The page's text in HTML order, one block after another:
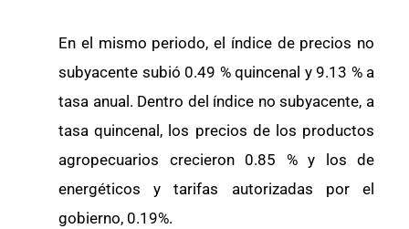
En el mismo periodo, el índice de precios no
subyacente subió 0.49 % quincenal y 9.13 % a
tasa anual. Dentro del índice no subyacente, a
tasa quincenal, los precios de los productos
agropecuarios crecieron 0.85 % y los de
energéticos y tarifas autorizadas por el
gobierno, 0.19%.